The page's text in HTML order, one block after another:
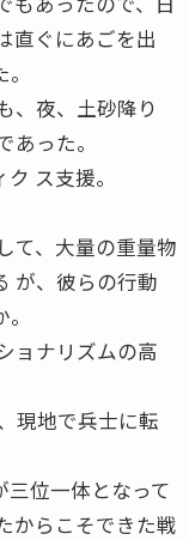
直ぐにあごを出
、夜、土砂降り
った。
ス支援。
て、大量の重量物
が、彼らの行動
ョナリズムの高
現地で兵士に転
位一体となって
からこそできた戦